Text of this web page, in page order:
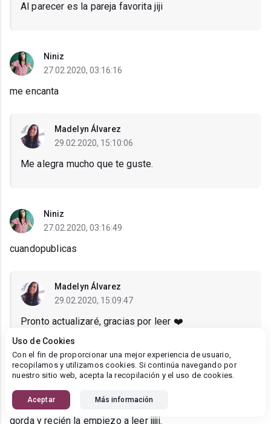
Al parecer es la pareja favorita jiji
Niniz
27.02.2020, 03:16:16
me encanta
Madelyn Álvarez
29.02.2020, 15:10:06
Me alegra mucho que te guste.
Niniz
27.02.2020, 03:16:49
cuandopublicas
Madelyn Álvarez
29.02.2020, 15:09:47
Pronto actualizaré, gracias por leer ❤️
Ginger
Que pena pobre bebe que mala esa Beatriz ya me callo
gorda y recién la empiezo a leer jjjjj.
Uso de Cookies
Con el fin de proporcionar una mejor experiencia de usuario,
recopilamos y utilizamos cookies. Si continúa navegando por
nuestro sitio web, acepta la recopilación y el uso de cookies.
Aceptar Más información